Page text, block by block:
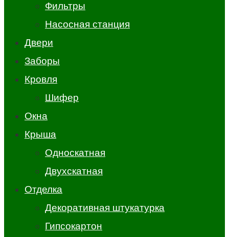
Фильтры
Насосная станция
Двери
Заборы
Кровля
Шифер
Окна
Крыша
Односкатная
Двухскатная
Отделка
Декоративная штукатурка
Гипсокартон